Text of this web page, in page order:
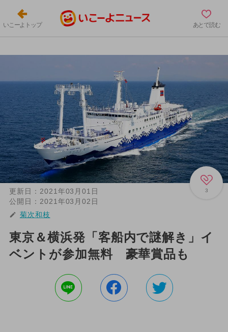
いこーよトップ あとで読む
3
更新日： 2021年03月01日
公開日： 2021年03月02日
菊次和枝
東京＆横浜発「客船内で謎解き」イ
ベントが参加無料 豪華賞品も